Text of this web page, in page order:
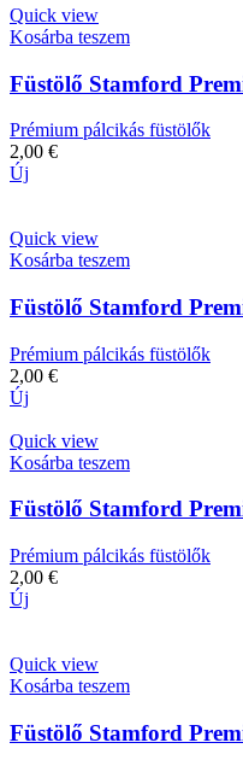
Quick view
Kosárba teszem
Füstölő Stamford
Prémium pálcikás füstölők
2,00 €
Új
Quick view
Kosárba teszem
Füstölő Stamford
Prémium pálcikás füstölők
2,00 €
Új
Quick view
Kosárba teszem
Füstölő Stamford
Prémium pálcikás füstölők
2,00 €
Új
Quick view
Kosárba teszem
Füstölő Stamford